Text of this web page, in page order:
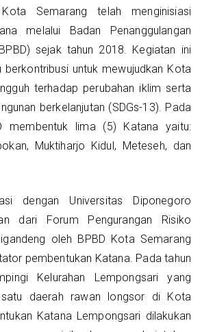
Semarang telah menginisiasi
melalui Badan Penanggulangan
sejak tahun 2018. Kegiatan ini
berkontribusi untuk mewujudkan Kota
terhadap perubahan iklim serta
berkelanjutan (SDGs-13). Pada
membentuk lima (5) Katana yaitu:
Muktiharjo Kidul, Meteseh, dan
dengan Universitas Diponegoro
dari Forum Pengurangan Risiko
oleh BPBD Kota Semarang
pembentukan Katana. Pada tahun
Kelurahan Lempongsari yang
daerah rawan longsor di Kota
Katana Lempongsari dilakukan